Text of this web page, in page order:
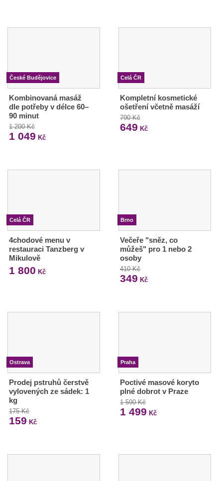
České Budějovice
Kombinovaná masáž
dle potřeby v délce 60–
90 minut
1 200 Kč
1 049 Kč
Celá ČR
Kompletní kosmetické
ošetření včetně masáží
790 Kč
649 Kč
Celá ČR
4chodové menu v
restauraci Tanzberg v
Mikulově
1 800 Kč
Brno
Večeře "sněz, co
můžeš" pro 1 nebo 2
osoby
410 Kč
349 Kč
Ostrava
Prodej pstruhů čerstvě
vylovených ze sádek: 1
kg
175 Kč
159 Kč
Praha
Poctivé masové koryto
plné dobrot v Praze
1 590 Kč
1 499 Kč